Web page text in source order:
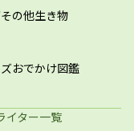
その他生き物
おでかけ図鑑
イター一覧